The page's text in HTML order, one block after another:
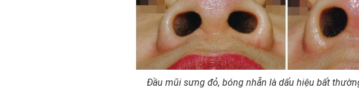
Đầu mũi sưng đỏ, bóng nhẵn là dấu hiệu bất